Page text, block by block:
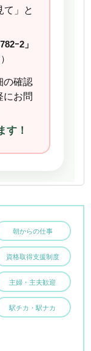
て」と
ｰ2」
の確認
にお問
す！
朝からの仕事
資格取得支援制度
主婦・主夫歓迎
駅チカ・駅ナカ